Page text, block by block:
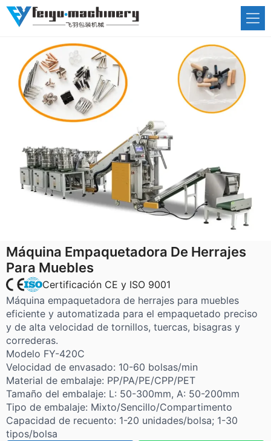
Saltar
Máquina Empaquetadora De Herrajes
Para Muebles
Certificación CE y ISO 9001
Máquina empaquetadora de herrajes para muebles
eficiente y automatizada para el empaquetado preciso
y de alta velocidad de tornillos, tuercas, bisagras y
correderas.
Modelo FY-420C
Velocidad de envasado: 10-60 bolsas/min
Material de embalaje: PP/PA/PE/CPP/PET
Tamaño del embalaje: L: 50-300mm, A: 50-200mm
Tipo de embalaje: Mixto/Sencillo/Compartimento
Capacidad de recuento: 1-20 unidades/bolsa; 1-30
tipos/bolsa